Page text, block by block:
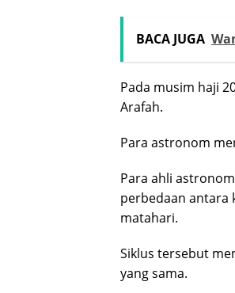
BACA JUGA
Pada musim haji
Arafah.
Para astronom
Para ahli
perbedaan antara
matahari.
Siklus tersebut
yang sama.